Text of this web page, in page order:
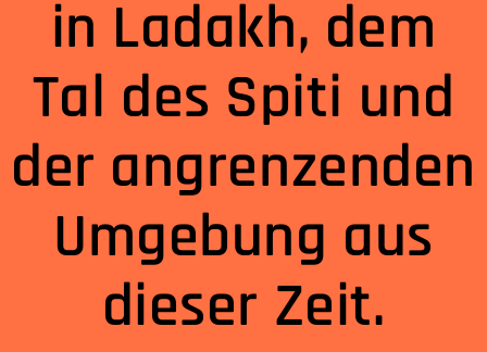
in Ladakh, dem
Tal des Spiti und
der angrenzenden
Umgebung aus
dieser Zeit.